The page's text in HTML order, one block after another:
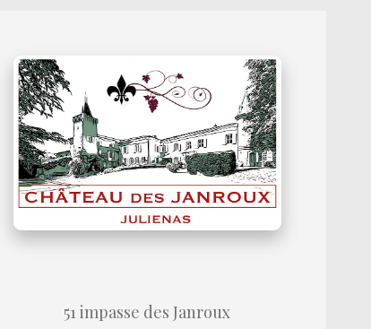
51 impasse des Janroux